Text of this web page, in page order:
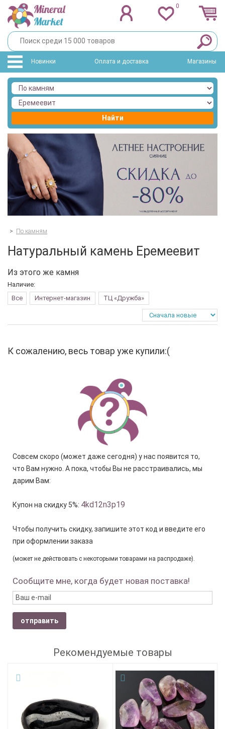
0
Новинки Оплата и доставка Магазины
Найти
> По камням
Натуральный камень Еремеевит
Из этого же камня
Наличие:
Все
Интернет-магазин ТЦ «Дружба»
К сожалению, весь товар уже купили:(
Совсем скоро (может даже сегодня) у нас появится то,
что Вам нужно. А пока, чтобы Вы не расстраивались, мы
дарим Вам:
Купон на скидку 5%: 4kd12n3p19
Чтобы получить скидку, запишите этот код и введите его
при оформлении заказа
(может не действовать с некоторыми товарами на распродаже).
Сообщите мне, когда будет новая поставка!
отправить
Рекомендуемые товары